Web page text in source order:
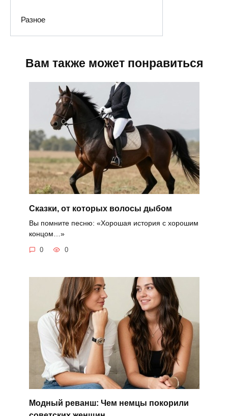
Разное
Вам также может понравиться
Сказки, от которых волосы дыбом
Вы помните песню: «Хорошая история с хорошим
концом…»
0 0
Модный реванш: Чем немцы покорили